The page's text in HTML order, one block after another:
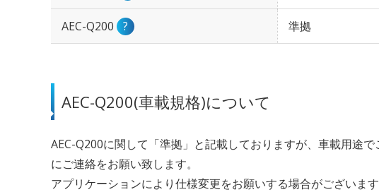
AEC-Q200 ? 準拠
AEC-Q200(車載規格)について
AEC-Q200に関して「準拠」と記載しておりますが、車載用途
にご連絡をお願い致します。
アプリケーションにより仕様変更をお願いする場合がございます